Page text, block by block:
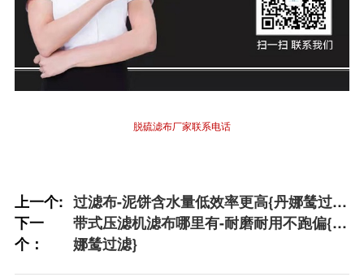
脱硫滤布厂家联系电话
上一个: 过滤布-泥饼含水量低效率更高{丹娜鸶过
滤}
下一
个：
带式压滤机滤布哪里有-耐磨耐用不跑偏{丹
娜鸶过滤}